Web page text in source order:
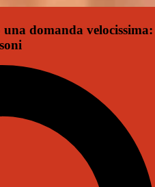
domanda velocissima: